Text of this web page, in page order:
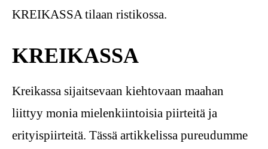
KREIKASSA tilaan ristikossa.
KREIKASSA
Kreikassa sijaitsevaan kiehtovaan maahan
liittyy monia mielenkiintoisia piirteitä ja
erityispiirteitä. Tässä artikkelissa pureudumme